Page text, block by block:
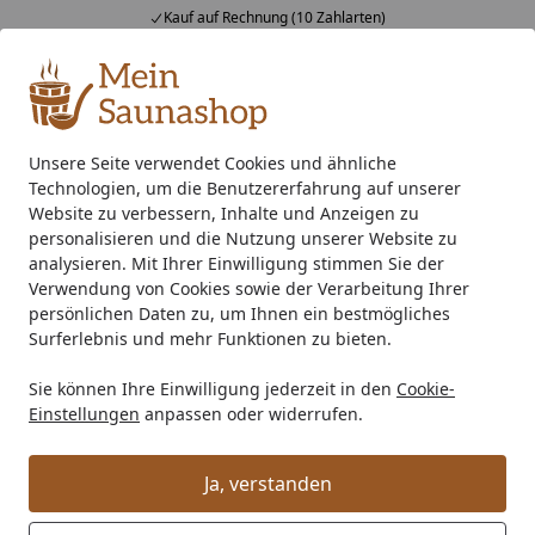
Unsere Seite verwendet Cookies und ähnliche
Technologien, um die Benutzererfahrung auf unserer
Website zu verbessern, Inhalte und Anzeigen zu
personalisieren und die Nutzung unserer Website zu
analysieren. Mit Ihrer Einwilligung stimmen Sie der
Verwendung von Cookies sowie der Verarbeitung Ihrer
persönlichen Daten zu, um Ihnen ein bestmögliches
Surferlebnis und mehr Funktionen zu bieten.
Sie können Ihre Einwilligung jederzeit in den Cookie-
Einstellungen anpassen oder widerrufen.
Ja, verstanden
Kauf auf Rechnung (10 Zahlarten)
Alle Produkte
Mein Konto
Suchen
Startseite
Indoor-Sauna Massivholzsauna Fronteinstieg Sauna
Weka Premium Massivholzsauna
Bergen 1.8 - 45 mm
(1 Bewertung)